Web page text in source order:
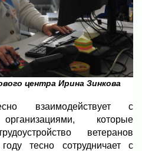
центра Ирина Зинкова
взаимодействует с
которые
ветеранов
тесно сотрудничает с